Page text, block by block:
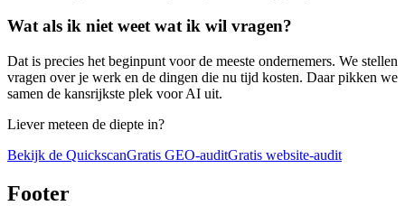
Wat als ik niet weet wat ik wil vragen?
Dat is precies het beginpunt voor de meeste ondernemers. We stellen
vragen over je werk en de dingen die nu tijd kosten. Daar pikken we
samen de kansrijkste plek voor AI uit.
Liever meteen de diepte in?
Bekijk de QuickscanGratis GEO-auditGratis website-audit
Footer